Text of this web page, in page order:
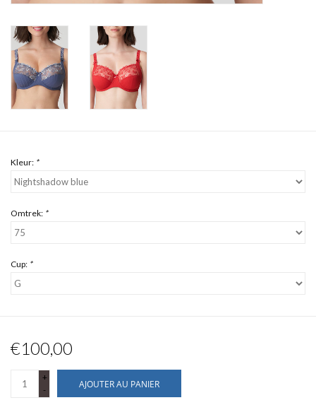
Kleur: *
Omtrek: *
Cup: *
€100,00
+
-
AJOUTER AU PANIER